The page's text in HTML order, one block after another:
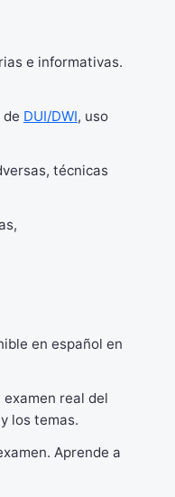
e informativas.
DUI/DWI, uso
técnicas
en español en
real del
los temas.
Aprende a